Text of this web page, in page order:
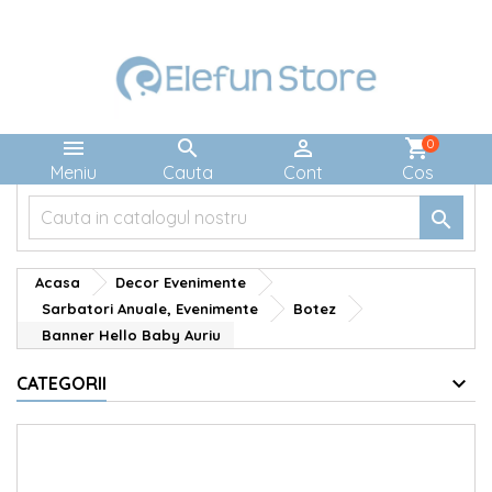

Meniu

Cauta

Cont
shopping_cart
Cos
0

Acasa
Decor Evenimente
Sarbatori Anuale, Evenimente
Botez
Banner Hello Baby Auriu
CATEGORII